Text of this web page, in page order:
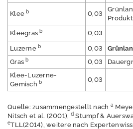
s
K
t
m
Kleeb 0,03
Kleegrasb 0,03
Luzerneb 0,03
Grasb 0,03
Klee-Luzerne-
Gemischb 0,03
Quelle: zusammengestellt nach a
Nitsch et al. (2001), d Stumpf &
eTLL(2014), weitere nach